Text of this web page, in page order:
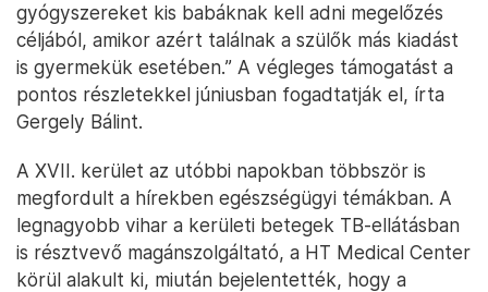
gyógyszereket kis babáknak kell adni megelőzés
céljából, amikor azért találnak a szülők más kiadást
is gyermekük esetében.” A végleges támogatást a
pontos részletekkel júniusban fogadtatják el, írta
Gergely Bálint.
A XVII. kerület az utóbbi napokban többször is
megfordult a hírekben egészségügyi témákban. A
legnagyobb vihar a kerületi betegek TB-ellátásban
is résztvevő magánszolgáltató, a HT Medical Center
körül alakult ki, miután bejelentették, hogy a